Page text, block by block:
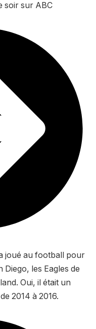
soir sur ABC
joué au football pour
Diego, les Eagles de
Oui, il était un
2014 à 2016.